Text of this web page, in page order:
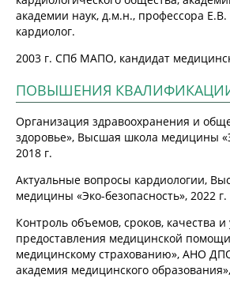
академии наук, д.м.н., профессора
кардиолог.
2003 г. СПб МАПО, кандидат
ПОВЫШЕНИЯ
Организация здравоохранения и
здоровье», Высшая школа медицины
2018 г.
Актуальные вопросы кардиологии,
медицины «Эко-безопасность», 2022 г.
Контроль объемов, сроков, качества и
предоставления медицинской
медицинскому страхованию», АНО
академия медицинского